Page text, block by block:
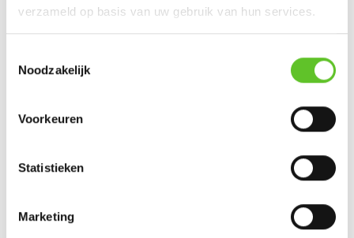
verzameld op basis van uw gebruik van hun services.
Noodzakelijk
Voorkeuren
Statistieken
Marketing
Gemeente: